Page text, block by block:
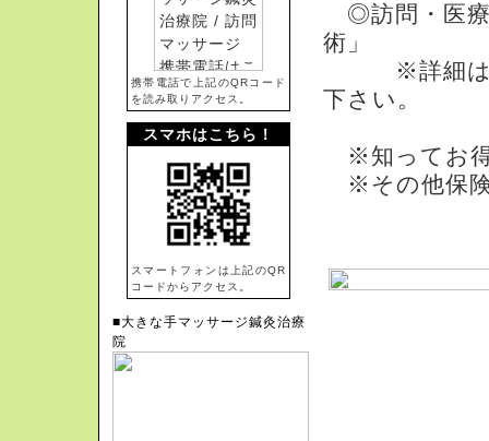
携帯電話で上記のQRコード
を読み取りアクセス。
スマホはこちら！
スマートフォンは上記のQR
コードからアクセス。
■大きな手マッサージ鍼灸治療
院
◎訪問・医療
術」
※詳細は「
下さい。
※知ってお
※その他保